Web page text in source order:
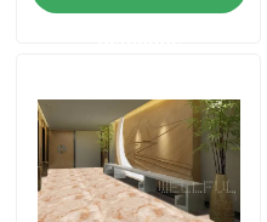
Le PVC a stratifié le film
Film auto-adhésif de PVC